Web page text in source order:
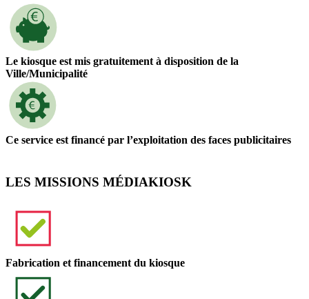
​Le kiosque est mis gratuitement à disposition de la
Ville/Municipalité
Ce service est financé par l’exploitation des faces publicitaires
LES MISSIONS MÉDIAKIOSK
Fabrication et financement du kiosque